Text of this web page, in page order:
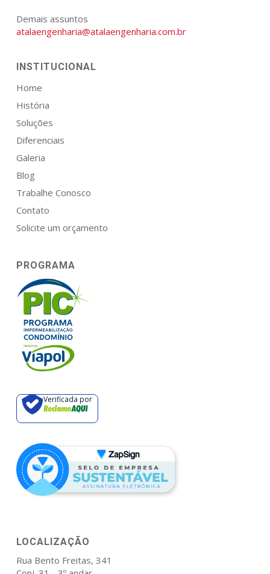
Demais assuntos
atalaengenharia@atalaengenharia.com.br
INSTITUCIONAL
Home
História
Soluções
Diferenciais
Galeria
Blog
Trabalhe Conosco
Contato
Solicite um orçamento
PROGRAMA
Verificada por
LOCALIZAÇÃO
Rua Bento Freitas, 341